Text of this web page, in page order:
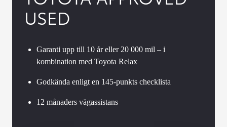
USED
Garanti upp till 10 år eller 20 000 mil – i
kombination med Toyota Relax
Godkända enligt en 145-punkts checklista
12 månaders vägassistans